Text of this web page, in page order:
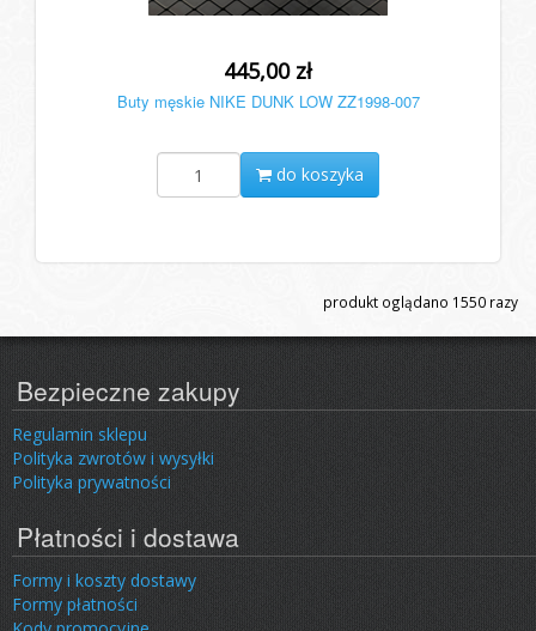
445,00 zł
Buty męskie NIKE DUNK LOW ZZ1998-007
do koszyka
produkt oglądano 1550 razy
Bezpieczne zakupy
Regulamin sklepu
Polityka zwrotów i wysyłki
Polityka prywatności
Płatności i dostawa
Formy i koszty dostawy
Formy płatności